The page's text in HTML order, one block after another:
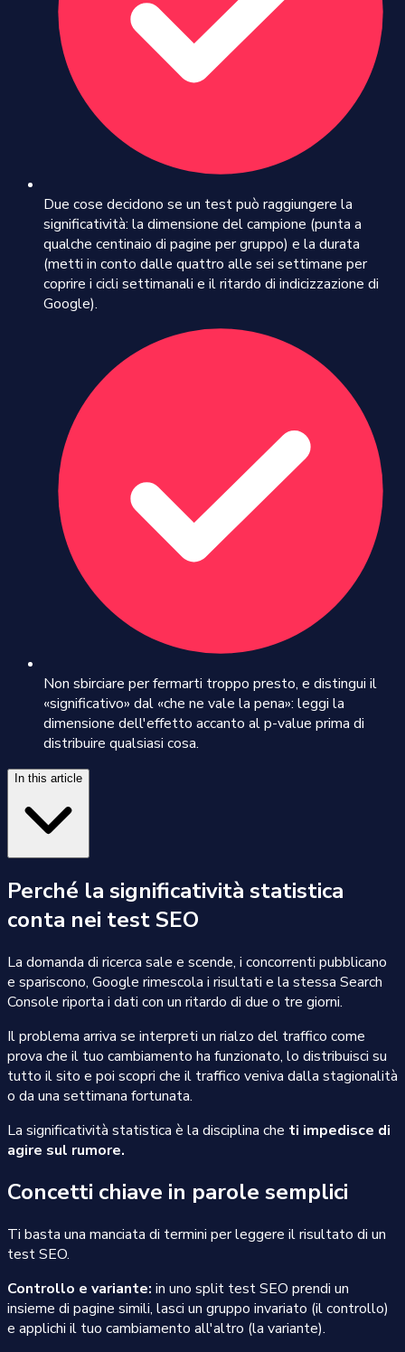
Due cose decidono se un test può raggiungere la
significatività: la dimensione del campione (punta a
qualche centinaio di pagine per gruppo) e la durata
(metti in conto dalle quattro alle sei settimane per
coprire i cicli settimanali e il ritardo di indicizzazione di
Google).
Non sbirciare per fermarti troppo presto, e distingui il
«significativo» dal «che ne vale la pena»: leggi la
dimensione dell'effetto accanto al p-value prima di
distribuire qualsiasi cosa.
In this article
Perché la significatività statistica
conta nei test SEO
La domanda di ricerca sale e scende, i concorrenti pubblicano
e spariscono, Google rimescola i risultati e la stessa Search
Console riporta i dati con un ritardo di due o tre giorni.
Il problema arriva se interpreti un rialzo del traffico come
prova che il tuo cambiamento ha funzionato, lo distribuisci su
tutto il sito e poi scopri che il traffico veniva dalla stagionalità
o da una settimana fortunata.
La significatività statistica è la disciplina che ti impedisce di
agire sul rumore.
Concetti chiave in parole semplici
Ti basta una manciata di termini per leggere il risultato di un
test SEO.
Controllo e variante: in uno split test SEO prendi un
insieme di pagine simili, lasci un gruppo invariato (il controllo)
e applichi il tuo cambiamento all'altro (la variante).